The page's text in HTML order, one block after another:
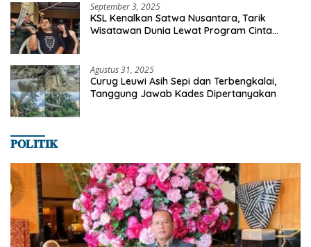
September 3, 2025
KSL Kenalkan Satwa Nusantara, Tarik
Wisatawan Dunia Lewat Program Cinta
Agustus 31, 2025
Curug Leuwi Asih Sepi dan Terbengkalai,
Tanggung Jawab Kades Dipertanyakan
𝐏𝐎𝐋𝐈𝐓𝐈𝐊